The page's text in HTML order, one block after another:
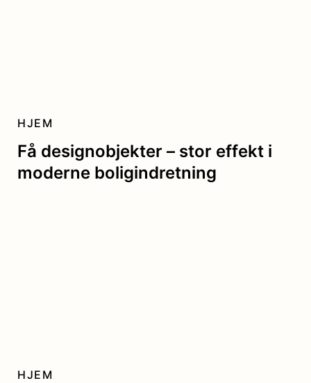
Få designobjekter – stor effekt i
moderne boligindretning
HJEM
HJEM